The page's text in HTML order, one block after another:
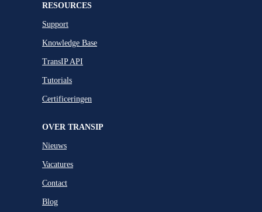
RESOURCES
Support
Knowledge Base
TransIP API
Tutorials
Certificeringen
OVER TRANSIP
Nieuws
Vacatures
Contact
Blog